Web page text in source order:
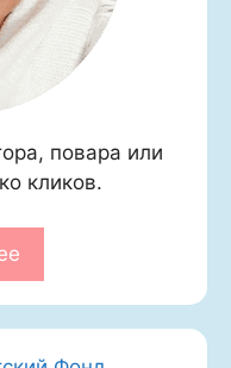
повара или
кликов.